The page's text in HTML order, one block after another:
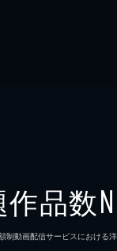
作品数
動画配信サービスにおける